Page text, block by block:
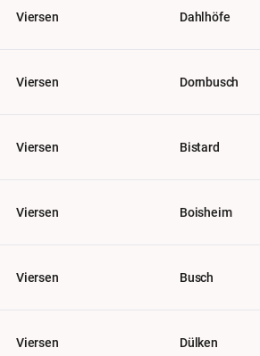
Viersen Dahlhöfe
Viersen Dornbusch
Viersen Bistard
Viersen Boisheim
Viersen Busch
Viersen Dülken